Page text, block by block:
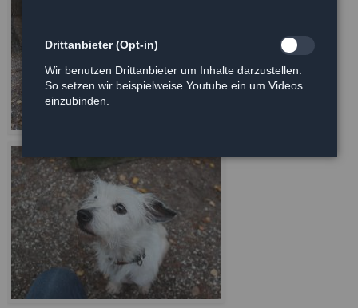
Drittanbieter (Opt-in)
Wir benutzen Drittanbieter um Inhalte darzustellen.
So setzen wir beispielweise Youtube ein um Videos
einzubinden.